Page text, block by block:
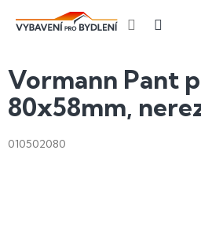
Vormann Pant
80x58mm,
010502080